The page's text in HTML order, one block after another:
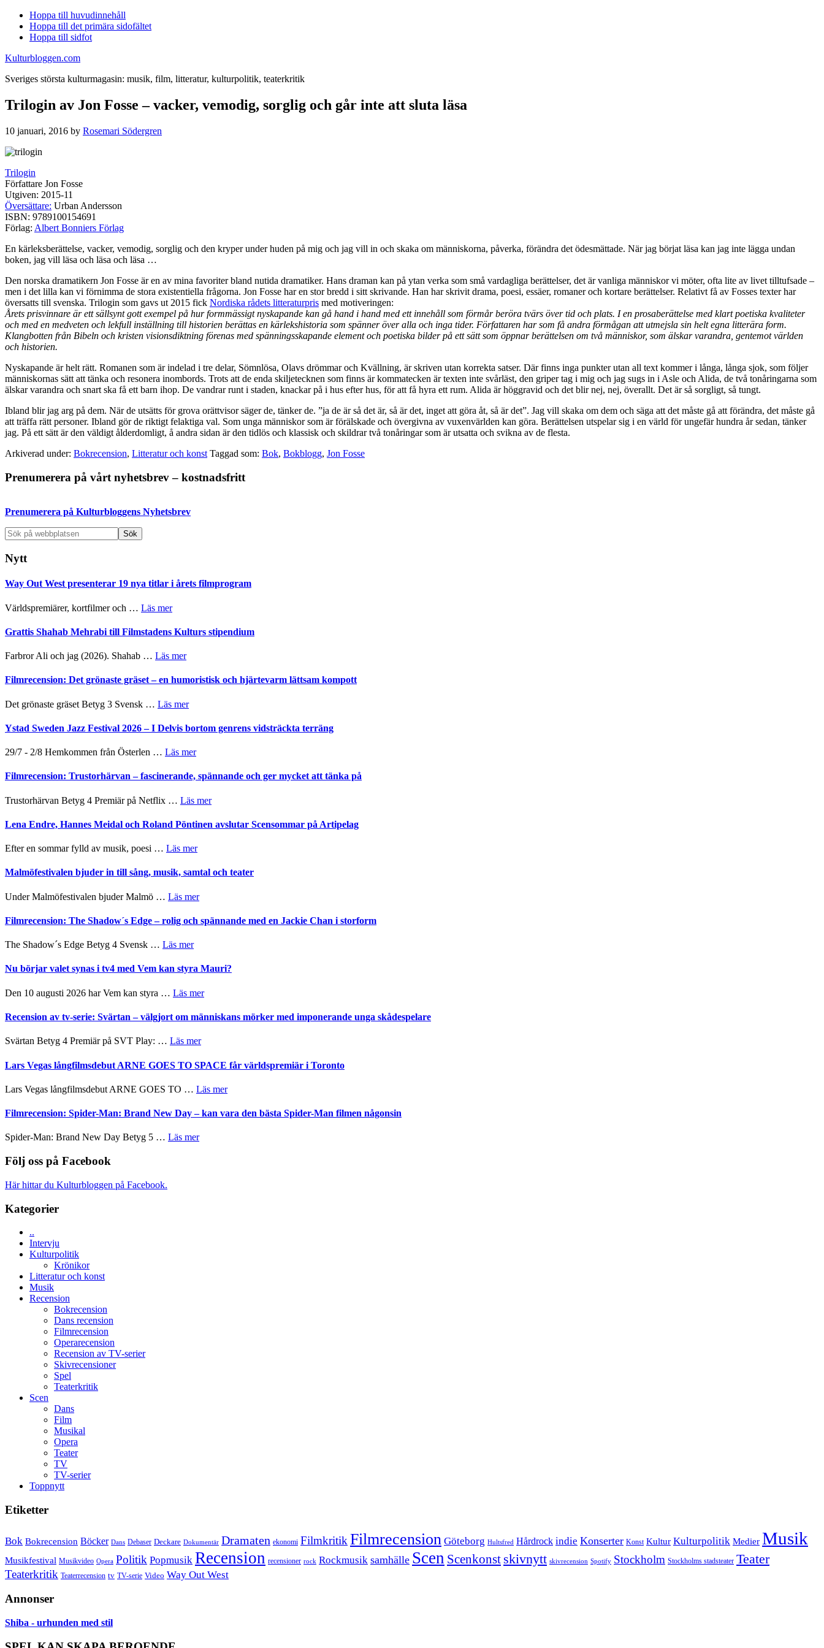
Hoppa till huvudinnehåll
Hoppa till det primära sidofältet
Hoppa till sidfot
Kulturbloggen.com
Sveriges största kulturmagasin: musik, film, litteratur, kulturpolitik, teaterkritik
Trilogin av Jon Fosse – vacker, vemodig, sorglig och går inte att sluta läsa
10 januari, 2016 by Rosemari Södergren
Trilogin
Författare Jon Fosse
Utgiven: 2015-11
Översättare: Urban Andersson
ISBN: 9789100154691
Förlag: Albert Bonniers Förlag
En kärleksberättelse, vacker, vemodig, sorglig och den kryper under huden på mig och jag vill in och skaka om människorna, påverka, förändra det ödesmättade. När jag börjat läsa kan jag inte lägga undan
boken, jag vill läsa och läsa och läsa …
Den norska dramatikern Jon Fosse är en av mina favoriter bland nutida dramatiker. Hans draman kan på ytan verka som små vardagliga berättelser, det är vanliga människor vi möter, ofta lite av livet tilltufsade –
men i det lilla kan vi förnimma de stora existentiella frågorna. Jon Fosse har en stor bredd i sitt skrivande. Han har skrivit drama, poesi, essäer, romaner och kortare berättelser. Relativt få av Fosses texter har
översatts till svenska. Trilogin som gavs ut 2015 fick Nordiska rådets litteraturpris med motiveringen:
Årets prisvinnare är ett sällsynt gott exempel på hur formmässigt nyskapande kan gå hand i hand med ett innehåll som förmår beröra tvärs över tid och plats. I en prosaberättelse med klart poetiska kvaliteter
och med en medveten och lekfull inställning till historien berättas en kärlekshistoria som spänner över alla och inga tider. Författaren har som få andra förmågan att utmejsla sin helt egna litterära form.
Klangbotten från Bibeln och kristen visionsdiktning förenas med spänningsskapande element och poetiska bilder på ett sätt som öppnar berättelsen om två människor, som älskar varandra, gentemot världen
och historien.
Nyskapande är helt rätt. Romanen som är indelad i tre delar, Sömnlösa, Olavs drömmar och Kvällning, är skriven utan korrekta satser. Där finns inga punkter utan all text kommer i långa, långa sjok, som följer
människornas sätt att tänka och resonera inombords. Trots att de enda skiljetecknen som finns är kommatecken är texten inte svårläst, den griper tag i mig och jag sugs in i Asle och Alida, de två tonåringarna som
älskar varandra och snart ska få ett barn ihop. De vandrar runt i staden, knackar på i hus efter hus, för att få hyra ett rum. Alida är höggravid och det blir nej, nej, överallt. Det är så sorgligt, så tungt.
Ibland blir jag arg på dem. När de utsätts för grova orättvisor säger de, tänker de. ”ja de är så det är, så är det, inget att göra åt, så är det”. Jag vill skaka om dem och säga att det måste gå att förändra, det måste gå
att träffa rätt personer. Ibland gör de riktigt felaktiga val. Som unga människor som är förälskade och övergivna av vuxenvärlden kan göra. Berättelsen utspelar sig i en värld för ungefär hundra år sedan, tänker
jag. På ett sätt är den väldigt ålderdomligt, å andra sidan är den tidlös och klassisk och skildrar två tonåringar som är utsatta och svikna av de flesta.
Arkiverad under: Bokrecension, Litteratur och konst Taggad som: Bok, Bokblogg, Jon Fosse
Primärt
Prenumerera på vårt nyhetsbrev – kostnadsfritt
Prenumerera på Kulturbloggens Nyhetsbrev
Sök
på
webbplatsen
Nytt
Way Out West presenterar 19 nya titlar i årets filmprogram
Världspremiärer, kortfilmer och … Läs merom
Out
19
titlar
årets
Grattis Shahab Mehrabi till Filmstadens Kulturs stipendium
Farbror Ali och jag (2026). Shahab … Läs merom
Shahab
Filmstadens
stipendium
Filmrecension: Det grönaste gräset – en humoristisk och hjärtevarm lättsam kompott
Det grönaste gräset Betyg 3 Svensk … Läs merom
Det
grönaste
–
humoristisk
hjärtevarm
kompott
Ystad Sweden Jazz Festival 2026 – I Delvis bortom genrens vidsträckta terräng
29/7 - 2/8 Hemkommen från Österlen … Läs merom
Sweden
Jazz
2026
I
bortom
vidsträckta
Filmrecension: Trustorhärvan – fascinerande, spännande och ger mycket att tänka på
Trustorhärvan Betyg 4 Premiär på Netflix … Läs merom
Trustorhärvan
ger
på
Lena Endre, Hannes Meidal och Roland Pöntinen avslutar Scensommar på Artipelag
Efter en sommar fylld av musik, poesi … Läs merom
Endre,
och
Pöntinen
Artipelag
Malmöfestivalen bjuder in till sång, musik, samtal och teater
Under Malmöfestivalen bjuder Malmö … Läs merom
bjuder
in
samtal
teater
Filmrecension: The Shadow´s Edge – rolig och spännande med en Jackie Chan i storform
The Shadow´s Edge Betyg 4 Svensk … Läs merom
The
Edge
rolig
spännande
en
Chan
storform
Nu börjar valet synas i tv4 med Vem kan styra Mauri?
Den 10 augusti 2026 har Vem kan styra … Läs merom
börjar
med
kan
Mauri?
Recension av tv-serie: Svärtan – välgjort om människans mörker med imponerande unga skådespelare
Svärtan Betyg 4 Premiär på SVT Play: … Läs merom
av
tv-
serie:
Svärtan
välgjort
Lars Vegas långfilmsdebut ARNE GOES TO SPACE får världspremiär i Toronto
Lars Vegas långfilmsdebut ARNE GOES TO … Läs merom
Vegas
Filmrecension: Spider-Man: Brand New Day – kan vara den bästa Spider-Man filmen någonsin
Spider-Man: Brand New Day Betyg 5 … Läs merom
Följ oss på Facebook
Här hittar du Kulturbloggen på Facebook.
Kategorier
..
Intervju
Kulturpolitik
Krönikor
Litteratur och konst
Musik
Recension
Bokrecension
Dans recension
Filmrecension
Operarecension
Recension av TV-serier
Skivrecensioner
Spel
Teaterkritik
Scen
Dans
Film
Musikal
Opera
Teater
TV
TV-serier
Toppnytt
Etiketter
Bok Bokrecension Böcker Dans Debaser Deckare Dokumentär Dramaten ekonomi Filmkritik Filmrecension Göteborg Hultsfred Hårdrock indie Konserter Konst Kultur Kulturpolitik Medier Musik
Musikfestival Musikvideo Opera Politik Popmusik Recension recensioner rock Rockmusik samhälle Scen Scenkonst skivnytt skivrecension Spotify Stockholm Stockholms stadsteater Teater
Teaterkritik Teaterrecension tv TV-serie Video Way Out West
Annonser
Shiba - urhunden med stil